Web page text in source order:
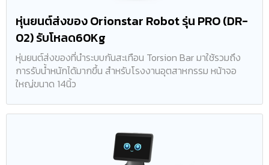
หุ่นยนต์ส่งของ Orionstar Robot รุ่น PRO (DR-
02) รับโหลด60Kg
หุ่นยนต์ส่งของที่นำระบบกันสะเทือน Torsion Bar มาใช้รวมถึง
การรับน้ำหนักได้มากขึ้น สำหรับโรงงานอุตสาหกรรม หน้าจอ
ใหญ่ขนาด 14นิ้ว